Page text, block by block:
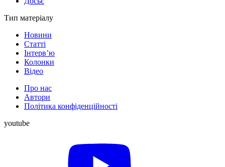
Тип матеріалу
Новини
Статті
Інтерв’ю
Колонки
Відео
Про нас
Автори
Політика конфіденційності
youtube